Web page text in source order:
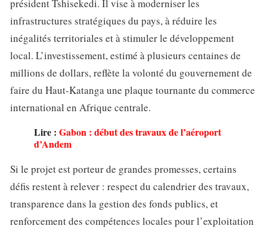
président Tshisekedi. Il vise à moderniser les
infrastructures stratégiques du pays, à réduire les
inégalités territoriales et à stimuler le développement
local. L’investissement, estimé à plusieurs centaines de
millions de dollars, reflète la volonté du gouvernement de
faire du Haut-Katanga une plaque tournante du commerce
international en Afrique centrale.
Lire : Gabon : début des travaux de l’aéroport
d’Andem
Si le projet est porteur de grandes promesses, certains
défis restent à relever : respect du calendrier des travaux,
transparence dans la gestion des fonds publics, et
renforcement des compétences locales pour l’exploitation